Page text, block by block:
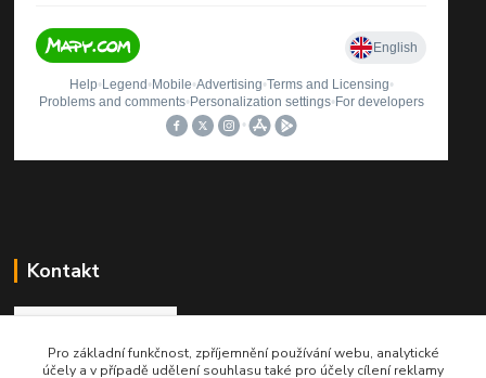
Kontakt
Roman Brož
Pro základní funkčnost, zpříjemnění používání webu, analytické
účely a v případě udělení souhlasu také pro účely cílení reklamy